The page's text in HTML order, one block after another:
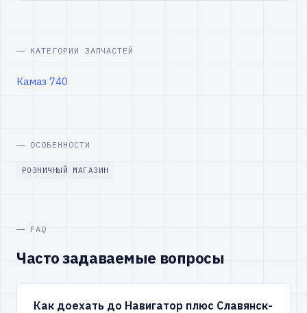
КАТЕГОРИИ ЗАПЧАСТЕЙ
Камаз 740
ОСОБЕННОСТИ
РОЗНИЧНЫЙ МАГАЗИН
FAQ
Часто задаваемые вопросы
Как доехать до Навигатор плюс Славянск-